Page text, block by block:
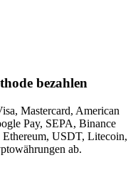
bezahlen
Mastercard, American
Pay, SEPA, Binance
USDT, Litecoin,
ab.